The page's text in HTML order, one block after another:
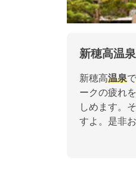
新穂高温
新穂高温泉で
ークの疲れ
しめます。
すよ。是非